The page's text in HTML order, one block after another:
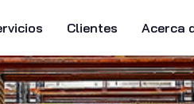
Clientes Acerca